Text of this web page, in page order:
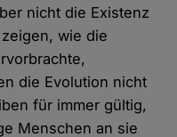
nicht die Existenz
wie die
die Evolution nicht
für immer gültig,
Menschen an sie